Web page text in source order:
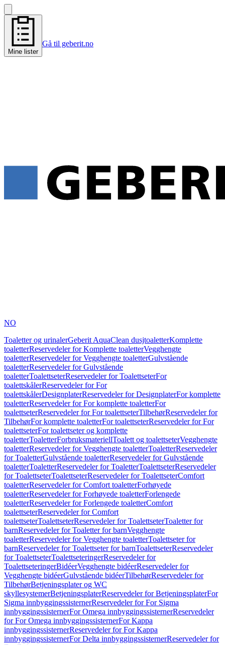
Mine lister
Gå til geberit.no
NO
Toaletter og urinalerGeberit AquaClean dusjtoaletterKomplette
toaletterReservedeler for Komplette toaletterVegghengte
toaletterReservedeler for Vegghengte toaletterGulvstående
toaletterReservedeler for Gulvstående
toaletterToalettseterReservedeler for ToalettseterFor
toalettskålerReservedeler for For
toalettskålerDesignplaterReservedeler for DesignplaterFor komplette
toaletterReservedeler for For komplette toaletterFor
toalettseterReservedeler for For toalettseterTilbehørReservedeler for
TilbehørFor komplette toaletterFor toalettseterReservedeler for For
toalettseterFor toalettseter og komplette
toaletterToaletterForbruksmateriellToalett og toalettseterVegghengte
toaletterReservedeler for Vegghengte toaletterToaletterReservedeler
for ToaletterGulvstående toaletterReservedeler for Gulvstående
toaletterToaletterReservedeler for ToaletterToalettseterReservedeler
for ToalettseterToalettseterReservedeler for ToalettseterComfort
toaletterReservedeler for Comfort toaletterForhøyede
toaletterReservedeler for Forhøyede toaletterForlengede
toaletterReservedeler for Forlengede toaletterComfort
toalettseterReservedeler for Comfort
toalettseterToalettseterReservedeler for ToalettseterToaletter for
barnReservedeler for Toaletter for barnVegghengte
toaletterReservedeler for Vegghengte toaletterToalettseter for
barnReservedeler for Toalettseter for barnToalettseterReservedeler
for ToalettseterToalettseteringerReservedeler for
ToalettseteringerBidéerVegghengte bidéerReservedeler for
Vegghengte bidéerGulvstående bidéerTilbehørReservedeler for
TilbehørBetjeningsplater og WC
skyllesystemerBetjeningsplaterReservedeler for BetjeningsplaterFor
Sigma innbyggingssisternerReservedeler for For Sigma
innbyggingssisternerFor Omega innbyggingssisternerReservedeler
for For Omega innbyggingssisternerFor Kappa
innbyggingssisternerReservedeler for For Kappa
innbyggingssisternerFor Delta innbyggingssisternerReservedeler for